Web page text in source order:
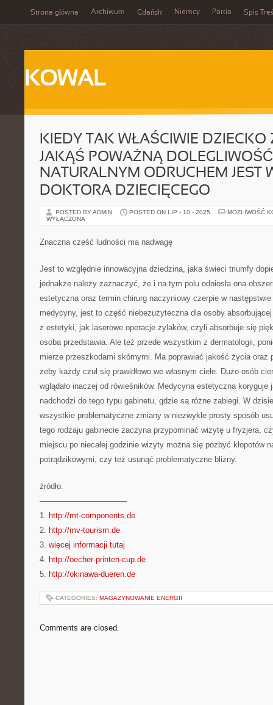
Strona główna Archiwum Gdańsk Niemcy Partia Spis
KOWAL
KIEDY TAK WŁAŚCIWIE
JAKĄŚ POWAŻNĄ DOLEGLIWOŚĆ
NATURALNYM ODRUCHEM JEST
DOKTORA DZIECIĘCEGO
POSTED BY ADMIN POSTED ON LIP - 10 - 2025
MOŻLIWOŚĆ
WYŁĄCZONA
Znaczna cześć ludności ma nadwagę
Jest to względnie innowacyjna dziedzina, jaka świeci triumfy
jednakże należy zaznaczyć, że i na tym polu odniosła ona
estetyczna oraz termin chirurg naczyniowy czerpie w
medycyny, jest to część niebezużyteczna dla osoby
z estetyki, jak laserowe operacje żylaków, czyli absorbuje się
osoba przedstawia. Ale też przede wszystkim z dermatologii,
mierze przeszkodami skórnymi. Ma poprawiać jakość życia oraz
żeby każdy czuł się prawidłowo we własnym ciele. Dużo osób
wglądało inaczej od rówieśników. Medycyna estetyczna
nadchodzi do tego typu gabinetu, gdzie są różne zabiegi. W
wszystkie problematyczne zmiany w niezwykle prosty sposób
tego rodzaju gabinecie zaczyna przypominać wizytę u fryzjera,
miejscu po niecałej godzinie wizyty można się pozbyć kłopotów
potrądzikowymi, czy też usunąć problematyczne blizny.
źródło:
———————————
1. http://mt-components.de
2. http://mv-tourism.de
3. więcej informacji tutaj
4. http://oecher-printen-cup.de
5. http://okinawa-dueren.de
CATEGORIES: MAGAZYNOWANIE ENERGII
Comments are closed.